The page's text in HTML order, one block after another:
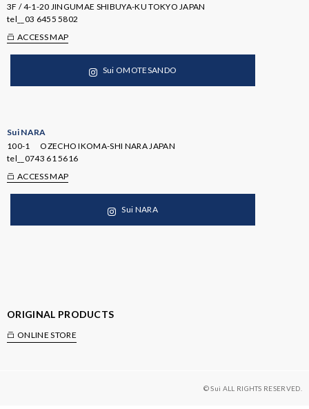
3F / 4-1-20 JINGUMAE SHIBUYA-KU TOKYO JAPAN
tel__ 03 6455 5802
ACCESS MAP
Sui OMOTESANDO
Sui NARA
100-1 OZECHO IKOMA-SHI NARA JAPAN
tel__ 0743 61 5616
ACCESS MAP
Sui NARA
ORIGINAL PRODUCTS
ONLINE STORE
© Sui ALL RIGHTS RESERVED.